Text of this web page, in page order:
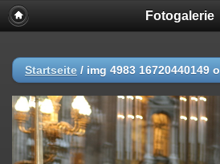
Fotogalerie
Startseite / img 4983 16720440149 o